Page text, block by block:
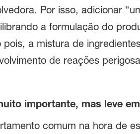
Por isso, adicionar
a formulação do
pois, a mistura de
de reações
importante, mas leve
comum na hora de